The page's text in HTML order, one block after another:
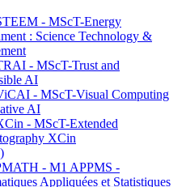
- MScT-Energy
: Science Technology &
- MScT-Trust and
AI
- MScT-Visual Computing
AI
- MScT-Extended
XCin
- M1 APPMS -
Appliquées et Statistiques